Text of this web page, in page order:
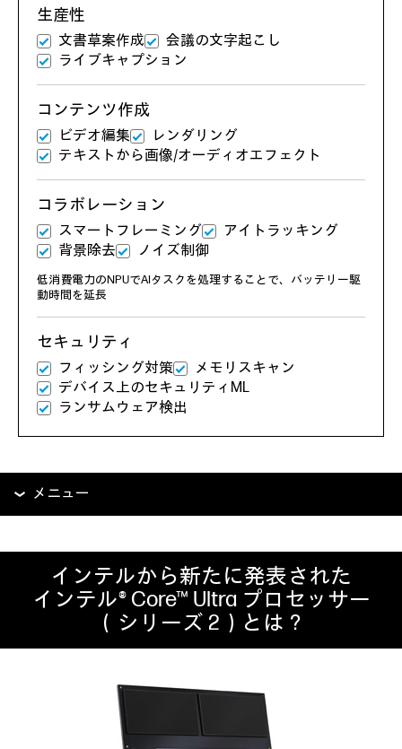
生産性
文書草案作成
会議の文字起こし
ライブキャプション
コンテンツ作成
ビデオ編集
レンダリング
テキストから画像/オーディオエフェクト
コラボレーション
スマートフレーミング
アイトラッキング
背景除去
ノイズ制御
低消費電力のNPUでAIタスクを処理することで、バッテリー駆
動時間を延長
セキュリティ
フィッシング対策
メモリスキャン
デバイス上のセキュリティML
ランサムウェア検出
メニュー
インテルから新たに発表された
インテル® Core™ Ultra プロセッサー
（シリーズ 2）とは？